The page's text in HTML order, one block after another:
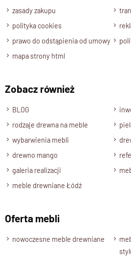
Długość całkowita:
usłojenie drewna
zasady zakupu
polityka cookies
prawo do odstąpienia od umowy
mapa strony html
Zobacz również
BLOG
rodzaje drewna na meble
wybarwienia mebli
drewno mango
galeria realizacji
meble drewniane Łódź
Oferta mebli
nowoczesne meble drewniane